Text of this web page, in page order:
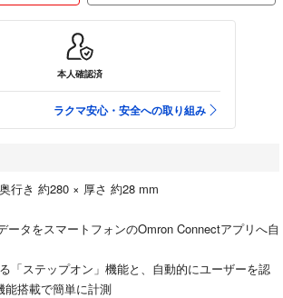
本人確認済
ラクマ安心・安全への取り組み
行き 約280 × 厚さ 約28 mm
ータをスマートフォンのOmron Connectアプリへ自
「ステップオン」機能と、自動的にユーザーを認
能搭載で簡単に計測